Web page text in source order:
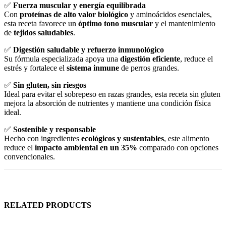
✅ Fuerza muscular y energía equilibrada
Con proteínas de alto valor biológico y aminoácidos esenciales,
esta receta favorece un óptimo tono muscular y el mantenimiento
de tejidos saludables.
✅ Digestión saludable y refuerzo inmunológico
Su fórmula especializada apoya una digestión eficiente, reduce el
estrés y fortalece el sistema inmune de perros grandes.
✅ Sin gluten, sin riesgos
Ideal para evitar el sobrepeso en razas grandes, esta receta sin gluten
mejora la absorción de nutrientes y mantiene una condición física
ideal.
✅ Sostenible y responsable
Hecho con ingredientes ecológicos y sustentables, este alimento
reduce el impacto ambiental en un 35% comparado con opciones
convencionales.
RELATED PRODUCTS